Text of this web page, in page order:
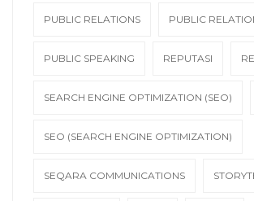
PUBLIC RELATIONS PUBLIC
PUBLIC SPEAKING REPUTASI
SEARCH ENGINE OPTIMIZATION (SEO)
SEO (SEARCH ENGINE OPTIMIZATION)
SEQARA COMMUNICATIONS